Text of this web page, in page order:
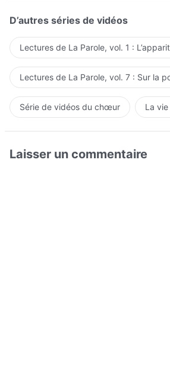
D’autres séries de vidéos
Lectures de La Parole, vol. 1 :
Lectures de La Parole, vol. 7 : Sur la
Série de vidéos du chœur La vie
Laisser un commentaire